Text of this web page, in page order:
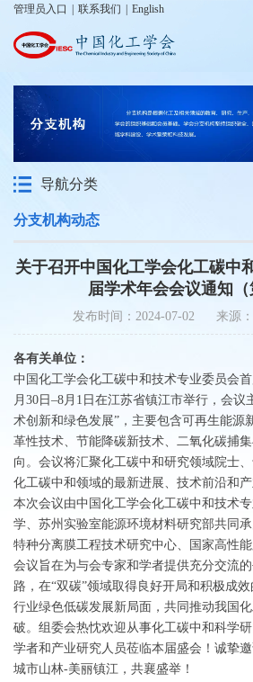
管理员入口 联系我们 English
导航分类
分支机构动态
关于召开中国化工学会化工碳中
届学术年会会议通知（
发布时间：2024-07-02 来源
各有关单位：
中国化工学会化工碳中和技术专业委员会
月30日–8月1日在江苏省镇江市举行，会议
术创新和绿色发展”，主要包含可再生能源
革性技术、节能降碳新技术、二氧化碳捕
向。会议将汇聚化工碳中和研究领域院士
化工碳中和领域的最新进展、技术前沿和产
本次会议由中国化工学会化工碳中和技术
学、苏州实验室能源环境材料研究部共同
特种分离膜工程技术研究中心、国家高性
会议旨在为与会专家和学者提供充分交流
路，在“双碳”领域取得良好开局和积极成
行业绿色低碳发展新局面，共同推动我国
破。组委会热忱欢迎从事化工碳中和科学研
学者和产业研究人员莅临本届盛会！诚挚
城市山林-美丽镇江，共襄盛举！